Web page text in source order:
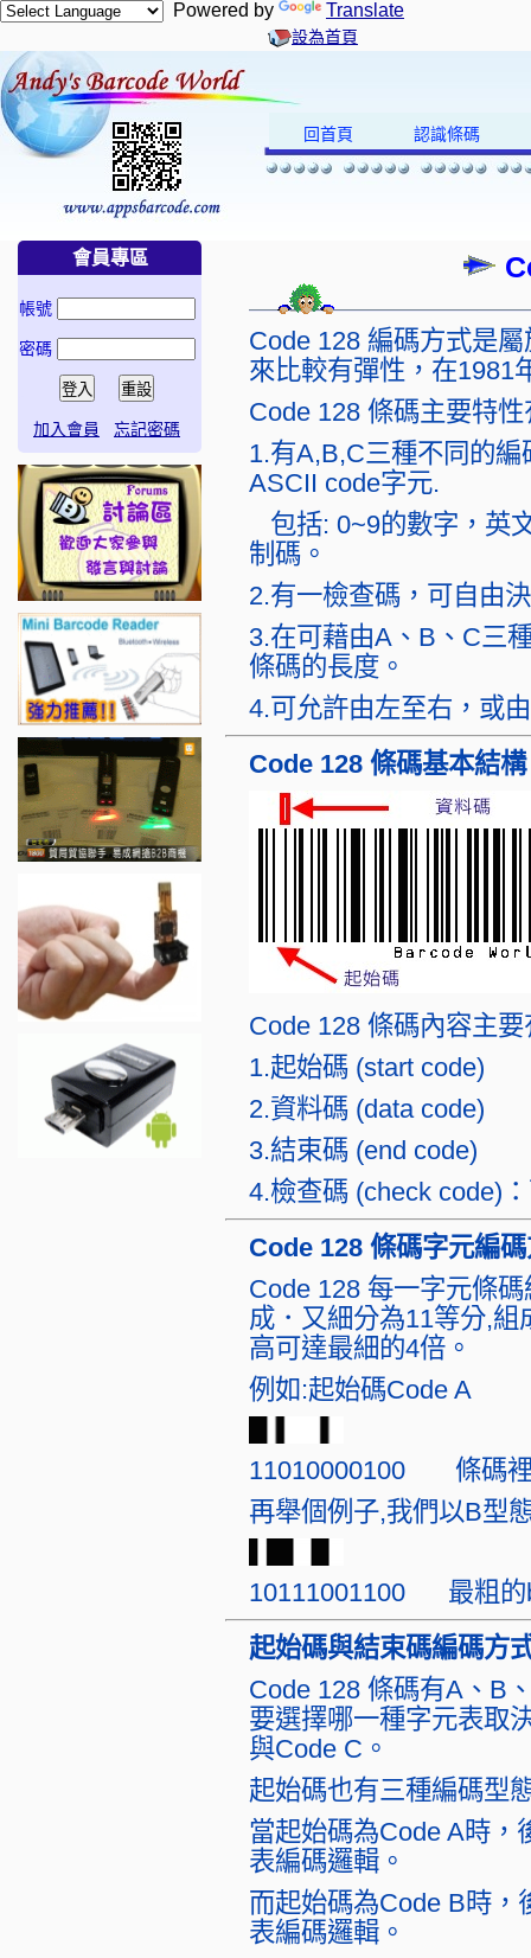
Powered by Translate
設為首頁
回首頁 認識條碼
會員專區
帳號
密碼
加入會員 忘記密碼
Code 128 編碼方式是
來比較有彈性，在1981
Code 128 條碼主要特性
1.有A,B,C三種不同的
ASCII code字元.
包括: 0~9的數字，英
制碼。
2.有一檢查碼，可自由
3.在可藉由A、B、C三
條碼的長度。
4.可允許由左至右，或
Code 128 條碼基本結構
Code 128 條碼內容主
1.起始碼 (start code)
2.資料碼 (data code)
3.結束碼 (end code)
4.檢查碼 (check code)
Code 128 條碼字元編
Code 128 每一字元條
成．又細分為11等分,
高可達最細的4倍。
例如:起始碼Code A
11010000100 條碼裡
再舉個例子,我們以B型
10111001100 最粗的
起始碼與結束碼編碼方
Code 128 條碼有A、B
要選擇哪一種字元表取
與Code C。
起始碼也有三種編碼型
當起始碼為Code A時，
表編碼邏輯。
而起始碼為Code B時，
表編碼邏輯。